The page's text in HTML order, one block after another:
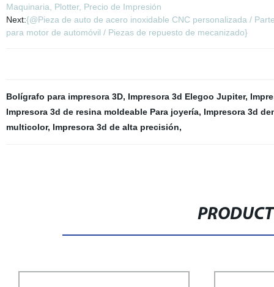
Maquinaria, Plotter, Precio de Impresión
Next:{@Pieza de auto de acero inoxidable CNC personalizada /
para motor de automóvil / Piezas de repuesto de mecanizado}
Bolígrafo para impresora 3D, Impresora 3d Elegoo Jupiter,
Impresora 3d de resina moldeable Para joyería, Impresora 3d
multicolor, Impresora 3d de alta precisión,